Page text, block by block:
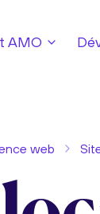
AMO
web